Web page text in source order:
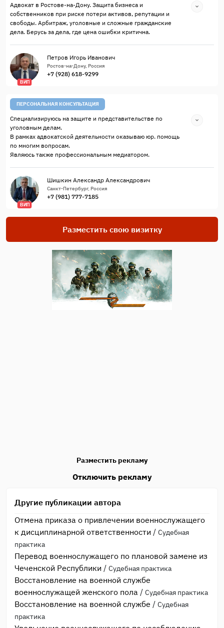
Адвокат в Ростове-на-Дону. Защита бизнеса и
собственников при риске потери активов, репутации и
свободы. Арбитраж, уголовные и сложные гражданские
дела. Берусь за дела, где цена ошибки критична.
ВИП
Петров Игорь Иванович
Ростов-на-Дону, Россия
+7 (928) 618-9299
ПЕРСОНАЛЬНАЯ КОНСУЛЬТАЦИЯ
Специализируюсь на защите и представительстве по
уголовным делам.
В рамках адвокатской деятельности оказываю юр. помощь
по многим вопросам.
Являюсь также профессиональным медиатором.
ВИП
Шишкин Александр Александрович
Санкт-Петербург, Россия
+7 (981) 777-7185
Разместить свою визитку
Разместить рекламу
Отключить рекламу
Другие публикации автора
Отмена приказа о привлечении военнослужащего
к дисциплинарной ответственности / Судебная
практика
Перевод военнослужащего по плановой замене из
Чеченской Республики / Судебная практика
Восстановление на военной службе
военнослужащей женского пола / Судебная практика
Восстановление на военной службе / Судебная
практика